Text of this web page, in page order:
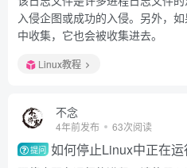
入侵企图或成功的入侵。另外，
中收集，它也会被收集进去。
Linux教程
不念
4年前发布 63次阅读
提问 如何停止Linux中正在运